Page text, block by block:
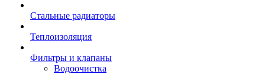
Стальные радиаторы
Теплоизоляция
Фильтры и клапаны
Водоочистка